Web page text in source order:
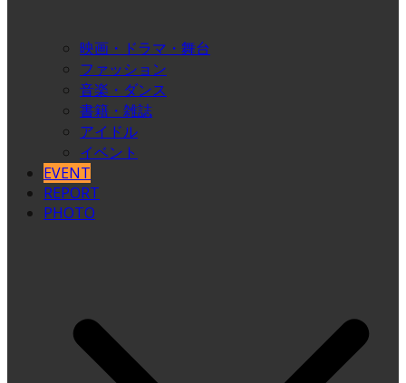
映画・ドラマ・舞台
ファッション
音楽・ダンス
書籍・雑誌
アイドル
イベント
EVENT
REPORT
PHOTO